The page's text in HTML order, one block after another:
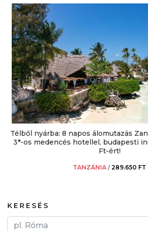
Télből nyárba: 8 napos álomutazás
3*-os medencés hotellel, budapesti
Ft-ért!
TANZÁNIA /289.650 FT
KERESÉS